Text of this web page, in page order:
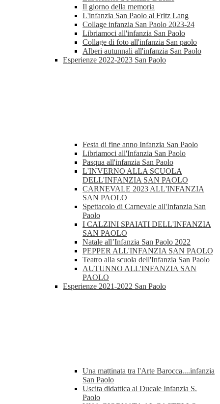
Il giorno della memoria
L'infanzia San Paolo al Fritz Lang
Collage infanzia San Paolo 2023-24
Libriamoci all'infanzia San Paolo
Collage di foto all'infanzia San paolo
Alberi autunnali all'infanzia San Paolo
Esperienze 2022-2023 San Paolo
Festa di fine anno Infanzia San Paolo
Libriamoci all'Infanzia San Paolo
Pasqua all'infanzia San Paolo
L'INVERNO ALLA SCUOLA
DELL'INFANZIA SAN PAOLO
CARNEVALE 2023 ALL'INFANZIA
SAN PAOLO
Spettacolo di Carnevale all'Infanzia San
Paolo
I CALZINI SPAIATI DELL'INFANZIA
SAN PAOLO
Natale all’Infanzia San Paolo 2022
PEPPER ALL'INFANZIA SAN PAOLO
Teatro alla scuola dell'Infanzia San Paolo
AUTUNNO ALL'INFANZIA SAN
PAOLO
Esperienze 2021-2022 San Paolo
Una mattinata tra l'Arte Barocca....infanzia
San Paolo
Uscita didattica al Ducale Infanzia S.
Paolo